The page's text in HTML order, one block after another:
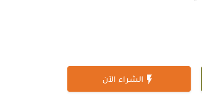
 الشراء الآن